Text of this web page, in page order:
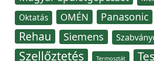
Oktatás OMÉN Panasonic
Rehau Siemens
Szellőztetés Termosztát